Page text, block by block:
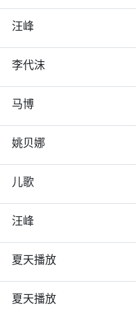
汪峰
李代沫
马博
姚贝娜
儿歌
汪峰
夏天播放
夏天播放